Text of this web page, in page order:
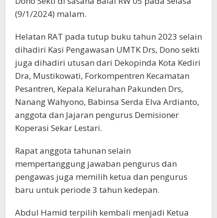
(9/1/2024) malam.
Helatan RAT pada tutup buku tahun 2023 selain
dihadiri Kasi Pengawasan UMTK Drs, Dono sekti
juga dihadiri utusan dari Dekopinda Kota Kediri
Dra, Mustikowati, Forkompentren Kecamatan
Pesantren, Kepala Kelurahan Pakunden Drs,
Nanang Wahyono, Babinsa Serda Elva Ardianto,
anggota dan Jajaran pengurus Demisioner
Koperasi Sekar Lestari.
Rapat anggota tahunan selain
mempertanggung jawaban pengurus dan
pengawas juga memilih ketua dan pengurus
baru untuk periode 3 tahun kedepan.
Abdul Hamid terpilih kembali menjadi Ketua